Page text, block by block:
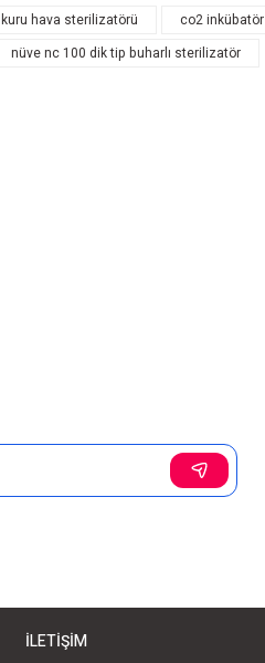
kuru hava sterilizatörü co2 inkübatör
nüve nc 100 dik tip buharlı sterilizatör
İLETİŞİM